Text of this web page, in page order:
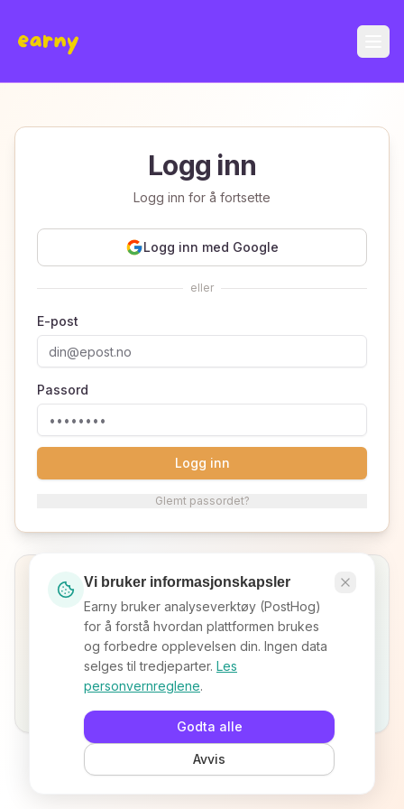
Logg inn
Logg inn for å fortsette
Logg inn med Google
eller
E-post
Passord
Logg inn
Glemt passordet?
Ny på Earny?
Velg hva som beskriver deg best for å komme i gang.
Bli frilanser
Vi bruker informasjonskapsler
Earny bruker analyseverktøy (PostHog)
for å forstå hvordan plattformen brukes
og forbedre opplevelsen din. Ingen data
selges til tredjeparter. Les
personvernreglene.
Godta alle
Avvis